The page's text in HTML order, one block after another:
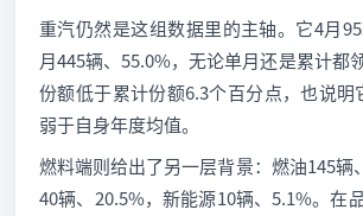
重汽仍然是这组数据里的主轴。它4月
月445辆、55.0%，无论单月还是累计都
份额低于累计份额6.3个百分点，也说明
弱于自身年度均值。
燃料端则给出了另一层背景：燃油145辆
40辆、20.5%，新能源10辆、5.1%。在